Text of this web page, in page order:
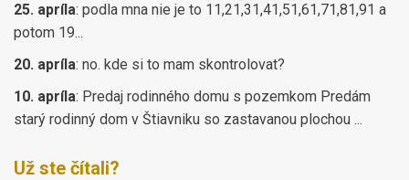
25. apríla: podla mna nie je to 11,21,31,41,51,61,71,81,91 a
potom 19...
20. apríla: no. kde si to mam skontrolovat?
10. apríla: Predaj rodinného domu s pozemkom Predám
starý rodinný dom v Štiavniku so zastavanou plochou ...
Už ste čítali?